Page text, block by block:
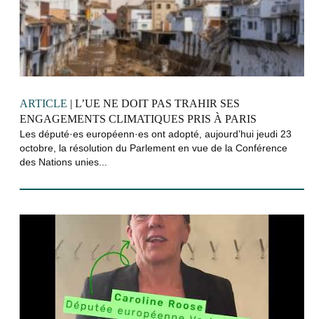
ARTICLE | L’UE NE DOIT PAS TRAHIR SES
ENGAGEMENTS CLIMATIQUES PRIS À PARIS
Les député·es européenn·es ont adopté, aujourd’hui jeudi 23
octobre, la résolution du Parlement en vue de la Conférence
des Nations unies...